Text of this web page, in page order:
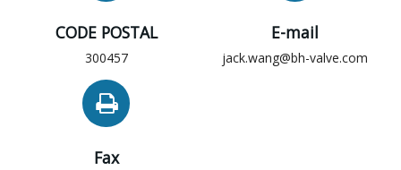
CODE POSTAL
300457
E-mail
jack.wang@bh-valve.com
Fax